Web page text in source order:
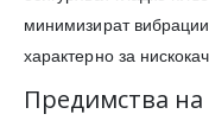
минимизират
характерно за
Предимства на